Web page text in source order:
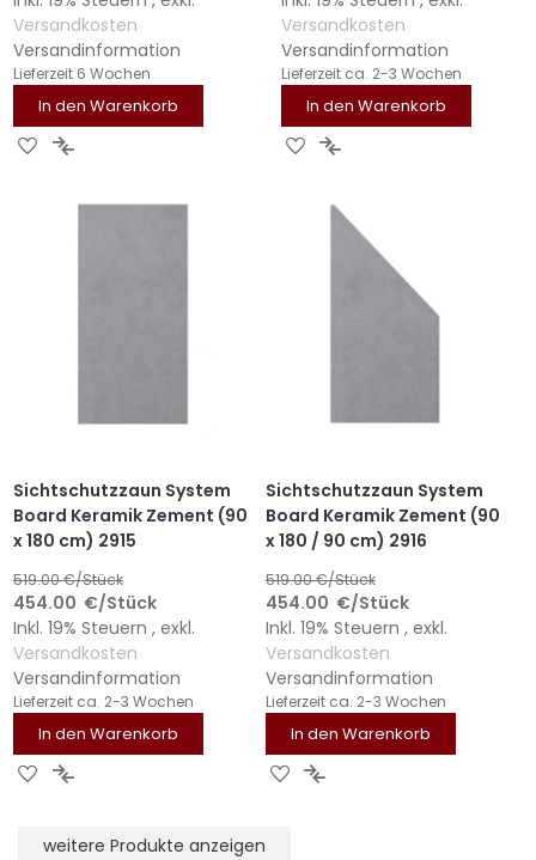
Versandkosten
Versandinformation
Lieferzeit 6 Wochen
In den Warenkorb
ZURZUR
Versandkosten
Versandinformation
Lieferzeit ca. 2-3 Wochen
In den Warenkorb
ZUR
HINZUFÜGEN
ZUR
HINZUFÜGEN
Sichtschutzzaun System
Board Keramik Zement (90
x 180 cm) 2915
519.00€/Stück
454.00 €/Stück
Inkl. 19% Steuern , exkl.
Versandkosten
Versandinformation
Lieferzeit ca. 2-3 Wochen
In den Warenkorb
ZUR
HINZUFÜGEN
ZUR
HINZUFÜGEN
Sichtschutzzaun System
Board Keramik Zement (90
x 180 / 90 cm) 2916
519.00€/Stück
454.00 €/Stück
Inkl. 19% Steuern , exkl.
Versandkosten
Versandinformation
Lieferzeit ca. 2-3 Wochen
In den Warenkorb
ZURZUR
weitere Produkte anzeigen